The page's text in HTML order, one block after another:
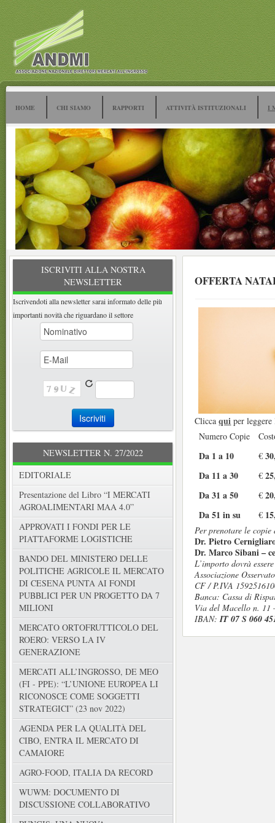
HOME CHI SIAMO RAPPORTI ATTIVITÀ ISTITUZIONALI I
ISCRIVITI ALLA NOSTRA
NEWSLETTER
Iscrivendoti alla newsletter sarai informato delle più
importanti novità che riguardano il settore
NEWSLETTER N. 27/2022
EDITORIALE
Presentazione del Libro “I MERCATI
AGROALIMENTARI MAA 4.0”
APPROVATI I FONDI PER LE
PIATTAFORME LOGISTICHE
BANDO DEL MINISTERO DELLE
POLITICHE AGRICOLE IL MERCATO
DI CESENA PUNTA AI FONDI
PUBBLICI PER UN PROGETTO DA 7
MILIONI
MERCATO ORTOFRUTTICOLO DEL
ROERO: VERSO LA IV
GENERAZIONE
MERCATI ALL’INGROSSO, DE MEO
(FI - PPE): “L’UNIONE EUROPEA LI
RICONOSCE COME SOGGETTI
STRATEGICI” (23 nov 2022)
AGENDA PER LA QUALITÀ DEL
CIBO, ENTRA IL MERCATO DI
CAMAIORE
AGRO-FOOD, ITALIA DA RECORD
WUWM: DOCUMENTO DI
DISCUSSIONE COLLABORATIVO
OFFERTA
Cliccaqui per leggere
Numero Copie
Da 1 a 10 €
Da 11 a 30
€
Da 31 a 50
€
Da 51 in su
€
Per prenotare le
Dr. Pietro
Dr. Marco Sibani –
L’importo dovrà
Associazione
CF / P.IVA
Banca: Cassa di
Via del Macello n. 11
IBAN:IT 07 S 060